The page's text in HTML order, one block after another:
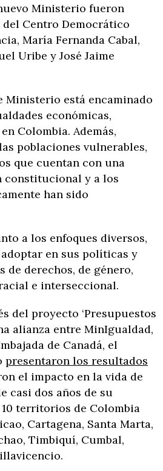
Ministerio fueron
Centro Democrático
María Fernanda Cabal,
Uribe y José Jaime
Ministerio está encaminado
económicas,
Colombia. Además,
poblaciones vulnerables,
que cuentan con una
constitucional y a los
han sido
a los enfoques diversos,
en sus políticas y
de derechos, de género,
e interseccional.
del proyecto ‘Presupuestos
alianza entre MinIgualdad,
de Canadá, el
presentaron los resultados
el impacto en la vida de
casi dos años de su
territorios de Colombia
Cartagena, Santa Marta,
Timbiquí, Cumbal,